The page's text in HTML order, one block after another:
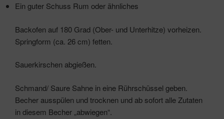
Ein guter Schuss Rum oder ähnliches
Backofen auf 180 Grad (Ober- und Unterhitze) vorheizen.
Springform (ca. 26 cm) fetten.
Sauerkirschen abgießen.
Schmand/ Saure Sahne in eine Rührschüssel geben.
Becher ausspülen und trocknen und ab sofort alle Zutaten
in diesem Becher „abwiegen“.